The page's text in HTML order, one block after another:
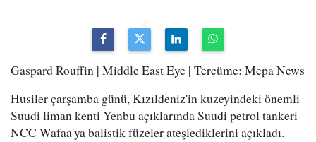
Gaspard Rouffin | Middle East Eye | Tercüme: Mepa News
Husiler çarşamba günü, Kızıldeniz'in kuzeyindeki önemli
Suudi liman kenti Yenbu açıklarında Suudi petrol tankeri
NCC Wafaa'ya balistik füzeler ateşlediklerini açıkladı.